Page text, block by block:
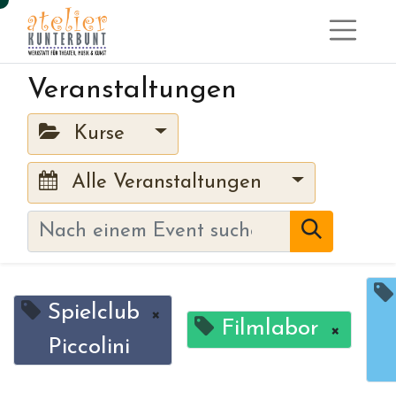
Veranstaltungen
Kurse
Alle Veranstaltungen
Spielclub
Piccolini
×
Filmlabor ×